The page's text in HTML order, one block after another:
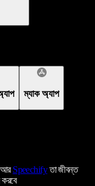
ম্যাক অ্যাপ
আরSpeechifyতা জীবন্ত
করবে